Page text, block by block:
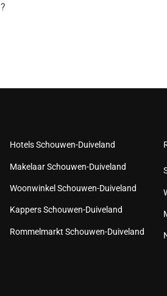
Hotels Schouwen-Duiveland
Makelaar Schouwen-Duiveland
Woonwinkel Schouwen-Duiveland
Kappers Schouwen-Duiveland
Rommelmarkt Schouwen-Duiveland